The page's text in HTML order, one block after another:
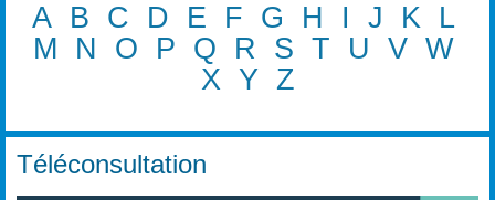
A B C D E F G H I J K
L
M
N O P Q R S T U V W
X Y Z
Téléconsultation